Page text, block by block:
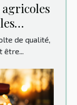
agricoles
de qualité,
être...